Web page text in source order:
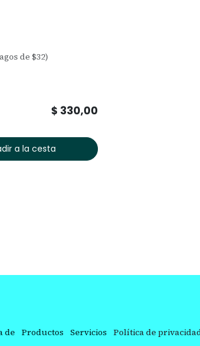
de $32)
a la cesta
$ 330,00
de Productos Servicios Política de